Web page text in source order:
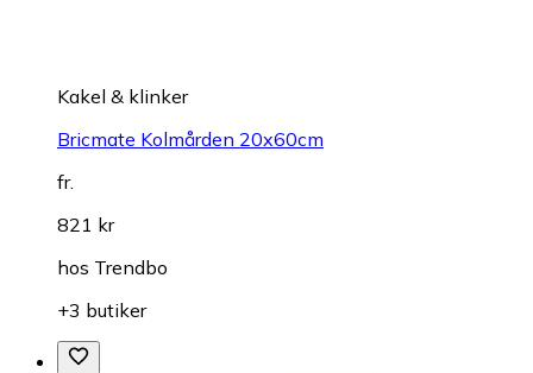
Kakel & klinker
Bricmate Kolmården 20x60cm
fr.
821 kr
hos Trendbo
+3 butiker